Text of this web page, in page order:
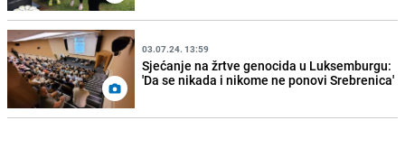
03.07.24. 13:59
Sjećanje na žrtve genocida u Luksemburgu:
'Da se nikada i nikome ne ponovi Srebrenica'